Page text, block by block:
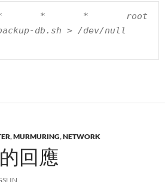
*       *       root
db.sh > /dev/null
,MURMURING,NETWORK
回應